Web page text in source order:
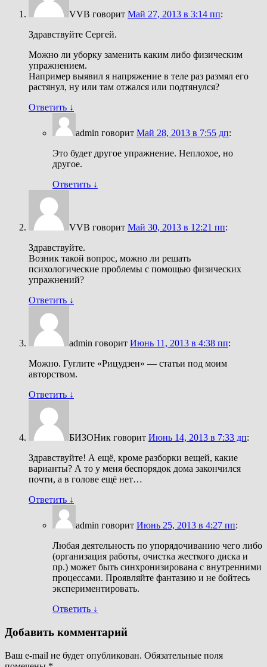
VVB говорит Май 27, 2013 в 3:14 пп:
Здравствуйте Сергей.
Можно ли уборку заменить каким либо физическим
упражнением.
Например выявил я напряжение в теле раз размял его
растянул, ну или там отжался или подтянулся?
Ответить ↓
admin говорит Май 28, 2013 в 7:55 дп:
Это будет другое упражнение. Неплохое, но
другое.
Ответить ↓
VVB говорит Май 30, 2013 в 12:21 пп:
Здравствуйте.
Возник такой вопрос, можно ли решать
психологические проблемы с помощью физических
упражнений?
Ответить ↓
admin говорит Июнь 11, 2013 в 4:38 пп:
Можно. Гуглите «Рицудзен» — статьи под моим
авторством.
Ответить ↓
БИЗОНик говорит Июнь 14, 2013 в 7:33 дп:
Здравствуйте! А ещё, кроме разборки вещей, какие
варианты? А то у меня беспорядок дома закончился
почти, а в голове ещё нет…
Ответить ↓
admin говорит Июнь 25, 2013 в 4:27 пп:
Любая деятельность по упорядочиванию чего либо
(организация работы, очистка жесткого диска и
пр.) может быть синхронизирована с внутренними
процессами. Проявляйте фантазию и не бойтесь
экспериментировать.
Ответить ↓
Добавить комментарий
Ваш e-mail не будет опубликован. Обязательные поля